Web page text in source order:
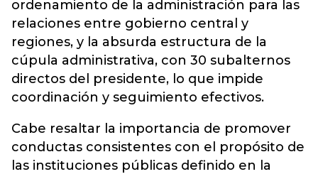
ordenamiento de la administración para las
relaciones entre gobierno central y
regiones, y la absurda estructura de la
cúpula administrativa, con 30 subalternos
directos del presidente, lo que impide
coordinación y seguimiento efectivos.
Cabe resaltar la importancia de promover
conductas consistentes con el propósito de
las instituciones públicas definido en la